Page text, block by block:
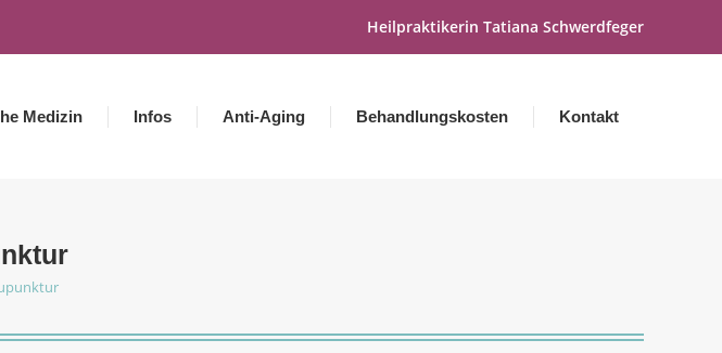
Heilpraktikerin Tatiana Schwerdfeger
Medizin Infos Anti-Aging Behandlungskosten Kontakt
sich hier: